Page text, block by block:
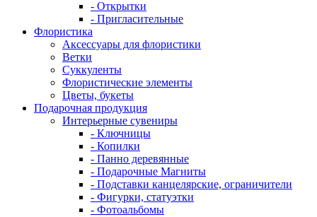
- Открытки
- Пригласительные
Флористика
Аксессуары для флористики
Ветки
Суккуленты
Флористические элементы
Цветы, букеты
Подарочная продукция
Интерьерные сувениры
- Ключницы
- Копилки
- Панно деревянные
- Подарочные Магниты
- Подставки канцелярские, ограничители
- Фигурки, статуэтки
- Фотоальбомы